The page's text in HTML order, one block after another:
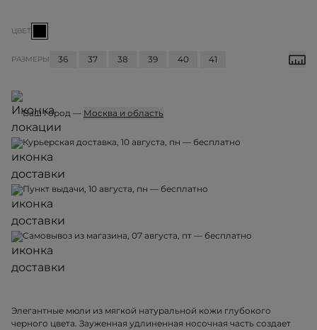
ЦВЕТ
РАЗМЕРЫ 36 37 38 39 40 41
Ваш город — Москва и область
Курьерская доставка, 10 августа, пн — бесплатно
Пункт выдачи, 10 августа, пн — бесплатно
Самовывоз из магазина, 07 августа, пт — бесплатно
Элегантные мюли из мягкой натуральной кожи глубокого
черного цвета. Зауженная удлиненная носочная часть создает